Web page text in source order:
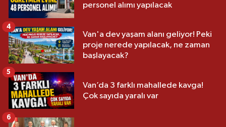
personel alımı yapılacak
Van'a dev yaşam alanı geliyor! Peki
proje nerede yapılacak, ne zaman
başlayacak?
4
Van’da 3 farklı mahallede kavga!
Çok sayıda yaralı var
5
6